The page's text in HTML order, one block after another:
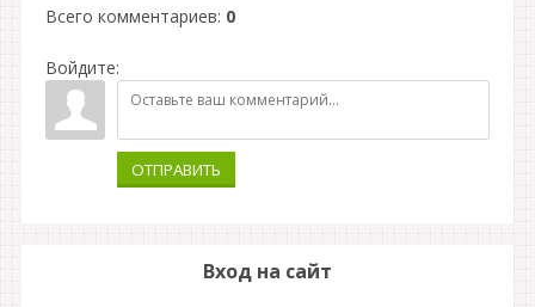
Всего комментариев: 0
Войдите:
ОТПРАВИТЬ
Вход на сайт